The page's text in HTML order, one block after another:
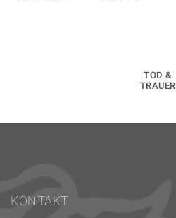
TOD &
TRAUER
KONTAKT